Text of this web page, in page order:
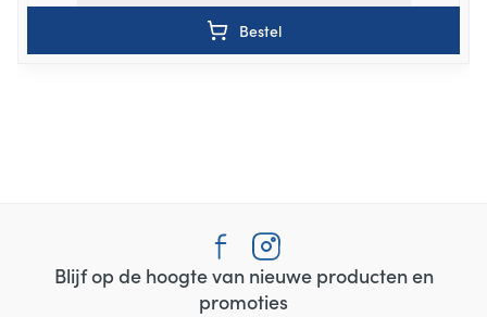
Bestel
Blijf op de hoogte van nieuwe producten en
promoties